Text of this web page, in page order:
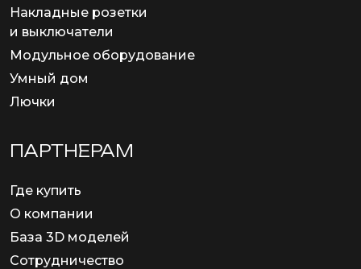
Накладные розетки
и выключатели
Модульное оборудование
Умный дом
Лючки
ПАРТНЕРАМ
Где купить
О компании
База 3D моделей
Сотрудничество